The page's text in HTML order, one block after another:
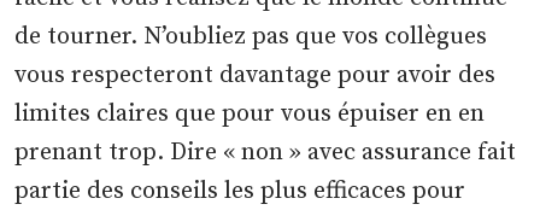
de tourner. N’oubliez pas que vos collègues
vous respecteront davantage pour avoir des
limites claires que pour vous épuiser en en
prenant trop. Dire « non » avec assurance fait
partie des conseils les plus efficaces pour